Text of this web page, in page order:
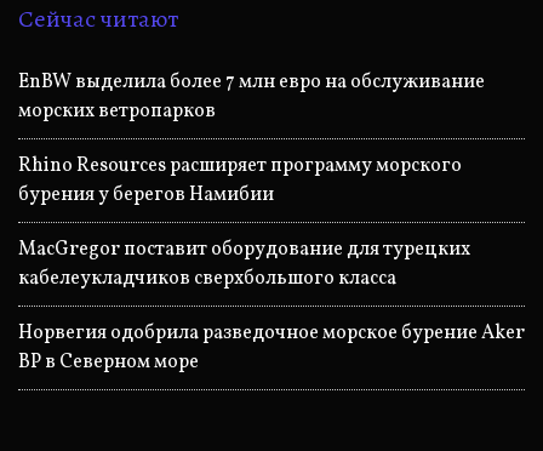
Сейчас читают
EnBW выделила более 7 млн евро на обслуживание
морских ветропарков
Rhino Resources расширяет программу морского
бурения у берегов Намибии
MacGregor поставит оборудование для турецких
кабелеукладчиков сверхбольшого класса
Норвегия одобрила разведочное морское бурение Aker
BP в Северном море